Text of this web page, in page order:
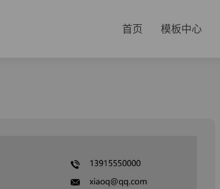
首页 模板中心